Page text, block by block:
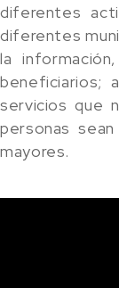
diferentes
diferentes
la
beneficiarios;
servicios que
personas
mayores.